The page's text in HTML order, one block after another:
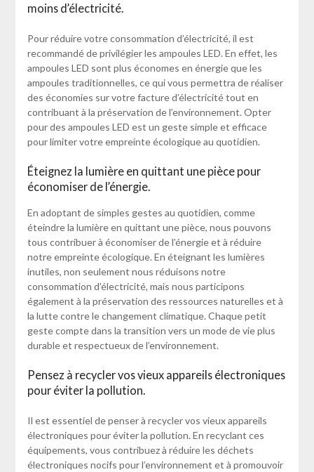
moins d’électricité.
Pour réduire votre consommation d’électricité, il est
recommandé de privilégier les ampoules LED. En effet, les
ampoules LED sont plus économes en énergie que les
ampoules traditionnelles, ce qui vous permettra de réaliser
des économies sur votre facture d’électricité tout en
contribuant à la préservation de l’environnement. Opter
pour des ampoules LED est un geste simple et efficace
pour limiter votre empreinte écologique au quotidien.
Éteignez la lumière en quittant une pièce pour
économiser de l’énergie.
En adoptant de simples gestes au quotidien, comme
éteindre la lumière en quittant une pièce, nous pouvons
tous contribuer à économiser de l’énergie et à réduire
notre empreinte écologique. En éteignant les lumières
inutiles, non seulement nous réduisons notre
consommation d’électricité, mais nous participons
également à la préservation des ressources naturelles et à
la lutte contre le changement climatique. Chaque petit
geste compte dans la transition vers un mode de vie plus
durable et respectueux de l’environnement.
Pensez à recycler vos vieux appareils électroniques
pour éviter la pollution.
Il est essentiel de penser à recycler vos vieux appareils
électroniques pour éviter la pollution. En recyclant ces
équipements, vous contribuez à réduire les déchets
électroniques nocifs pour l’environnement et à promouvoir